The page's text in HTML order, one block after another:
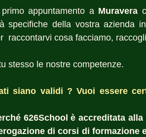
appuntamento a Muravera
specifiche della vostra azienda
raccontarvi cosa facciamo,
stesso le nostre competenze.
siano validi ? Vuoi essere
626School è accreditata alla
di corsi di formazione